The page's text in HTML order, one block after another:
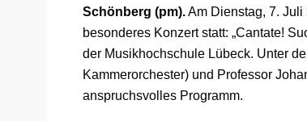
Schönberg (pm).Am Dienstag, 7. Juli
besonderes Konzert statt: „Cantate!
der Musikhochschule Lübeck. Unter
Kammerorchester) und Professor
anspruchsvolles Programm.